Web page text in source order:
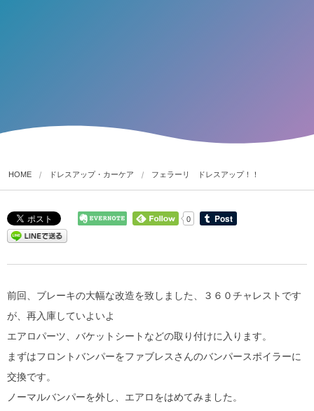
HOME ドレスアップ・カーケア フェラーリ ドレスアップ！！
0
前回、ブレーキの大幅な改造を致しました、３６０チャレストです
が、再入庫していよいよ
エアロパーツ、バケットシートなどの取り付けに入ります。
まずはフロントバンパーをファブレスさんのバンパースポイラーに
交換です。
ノーマルバンパーを外し、エアロをはめてみました。